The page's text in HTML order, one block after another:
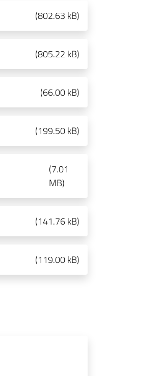
(802.63 kB)
(805.22 kB)
(66.00 kB)
(199.50 kB)
(7.01
MB)
(141.76 kB)
(119.00 kB)